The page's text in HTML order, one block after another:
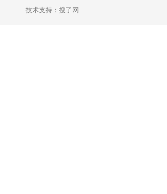
技术支持：搜了网